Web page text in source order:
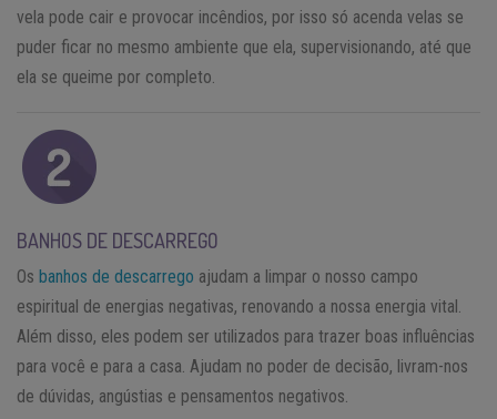
vela pode cair e provocar incêndios, por isso só acenda velas se
puder ficar no mesmo ambiente que ela, supervisionando, até que
ela se queime por completo.
BANHOS DE DESCARREGO
Os banhos de descarrego ajudam a limpar o nosso campo
espiritual de energias negativas, renovando a nossa energia vital.
Além disso, eles podem ser utilizados para trazer boas influências
para você e para a casa. Ajudam no poder de decisão, livram-nos
de dúvidas, angústias e pensamentos negativos.